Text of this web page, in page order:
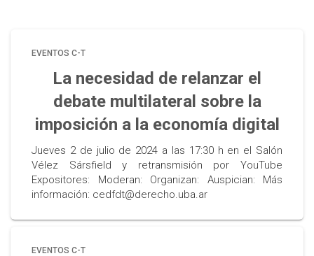
EVENTOS C-T
La necesidad de relanzar el
debate multilateral sobre la
imposición a la economía digital
Jueves 2 de julio de 2024 a las 17:30 h en el Salón
Vélez Sársfield y retransmisión por YouTube
Expositores: Moderan: Organizan: Auspician: Más
información: cedfdt@derecho.uba.ar
EVENTOS C-T